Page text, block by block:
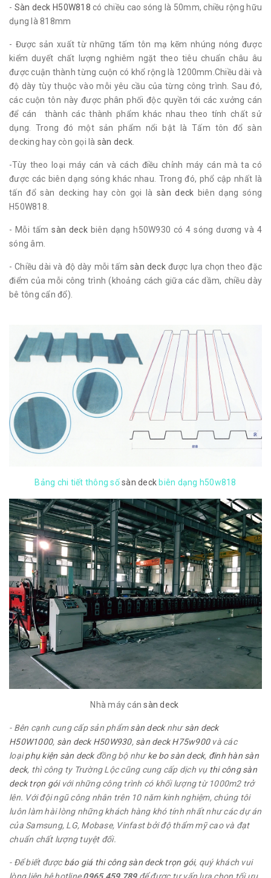
- Sàn deck H50W818 có chiều cao sóng là 50mm, chiều rộng hữu
dụng là 818mm
- Được sản xuất từ những tấm tôn mạ kẽm nhúng nóng được
kiểm duyết chất lượng nghiêm ngặt theo tiêu chuẩn châu âu
được cuận thành từng cuộn có khổ rộng là 1200mm.Chiều dài và
độ dày tùy thuộc vào mỗi yêu cầu của từng công trình. Sau đó,
các cuộn tôn này được phân phối độc quyền tới các xưởng cán
để cán thành các thành phẩm khác nhau theo tính chất sử
dụng. Trong đó một sản phẩm nổi bật là Tấm tôn đổ sàn
decking hay còn gọi là sàn deck.
-Tùy theo loại máy cán và cách điều chỉnh máy cán mà ta có
được các biên dạng sóng khác nhau. Trong đó, phổ cập nhất là
tấn đổ sàn decking hay còn gọi là sàn deck biên dạng sóng
H50W818.
- Mỗi tấmsàn deckbiên dạng h50W930 có 4 sóng dương và 4
sóng âm.
- Chiều dài và độ dày mỗi tấmsàn deckđược lựa chọn theo đặc
điểm của mỗi công trình (khoảng cách giữa các dầm, chiều dày
bê tông cẩn đổ).
Bảng chi tiết thông sốsàn deck biên dạng h50w818
Nhà máy cánsàn deck
- Bên cạnh cung cấp sản phẩmsàn decknhưsàn deck
H50W1000, sàn deck H50W930, sàn deck H75w900và các
loạiphụ kiện sàn deckđồng bộ nhưke bo sàn deck, đinh hàn sàn
deck, thì công ty Trường Lộc cũng cung cấp dịch vụ thi công sàn
deck trọn góivới những công trình có khối lượng từ 1000m2 trở
lên. Với đội ngũ công nhân trên 10 năm kinh nghiệm, chúng tôi
luôn làm hài lòng những khách hàng khó tính nhất như các dự án
của Samsung, LG, Mobase, Vinfast bởi độ thẩm mỹ cao và đạt
chuẩn chất lượng tuyệt đối.
- Để biết được báo giá thi công sàn deck trọn gói, quý khách vui